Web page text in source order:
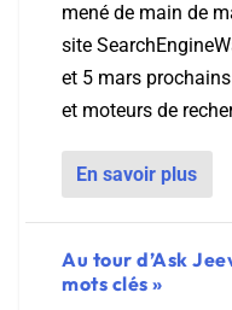
mené de main de
site
et 5 mars
et moteurs de
En savoir plus
Au tour d’Ask
mots clés »